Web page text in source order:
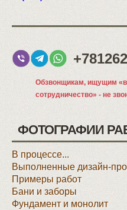
Обзвонщикам, ищущим
сотрудничество» - не
ФОТОГРАФИИ
В процессе...
Выполненные дизайн-
Примеры работ
Бани и заборы
Фундамент и монолит